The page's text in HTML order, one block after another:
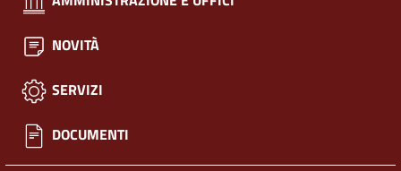
NOVITÀ
SERVIZI
DOCUMENTI